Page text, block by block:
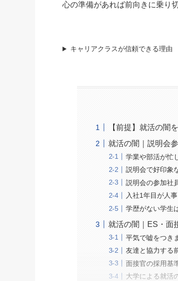
心の準備があれば前向きに乗り
キャリアクラスが信頼できる理由
【前提】就活の闇
就活の闇｜説明会
学業や部活が忙
説明会で好印象
説明会の参加社
入社1年目が人
学歴がない学生
就活の闇｜ES・面
平気で嘘をつき
友達と協力する
面接官の採用基
大学による就活